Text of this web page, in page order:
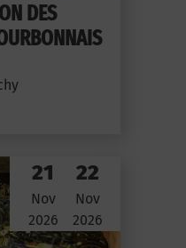
DES
21
Nov
2026
22
Nov
2026